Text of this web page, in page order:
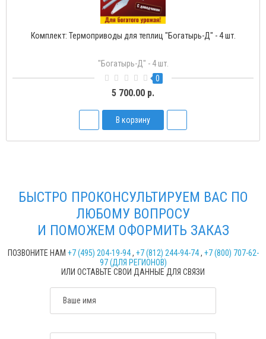
Комплект: Термоприводы для теплиц "Богатырь-Д" - 4 шт.
"Богатырь-Д" - 4 шт.
0
5 700.00 р.
В корзину
БЫСТРО ПРОКОНСУЛЬТИРУЕМ ВАС ПО
ЛЮБОМУ ВОПРОСУ
И ПОМОЖЕМ ОФОРМИТЬ ЗАКАЗ
ПОЗВОНИТЕ НАМ +7 (495) 204-19-94, +7 (812) 244-94-74, +7 (800) 707-62-
97 (ДЛЯ РЕГИОНОВ)
ИЛИ ОСТАВЬТЕ СВОИ ДАННЫЕ ДЛЯ СВЯЗИ
Ваше имя